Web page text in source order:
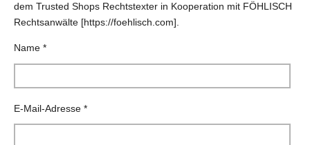
dem Trusted Shops Rechtstexter in Kooperation mit FÖHLISCH
Rechtsanwälte [https://foehlisch.com].
Name *
E-Mail-Adresse *